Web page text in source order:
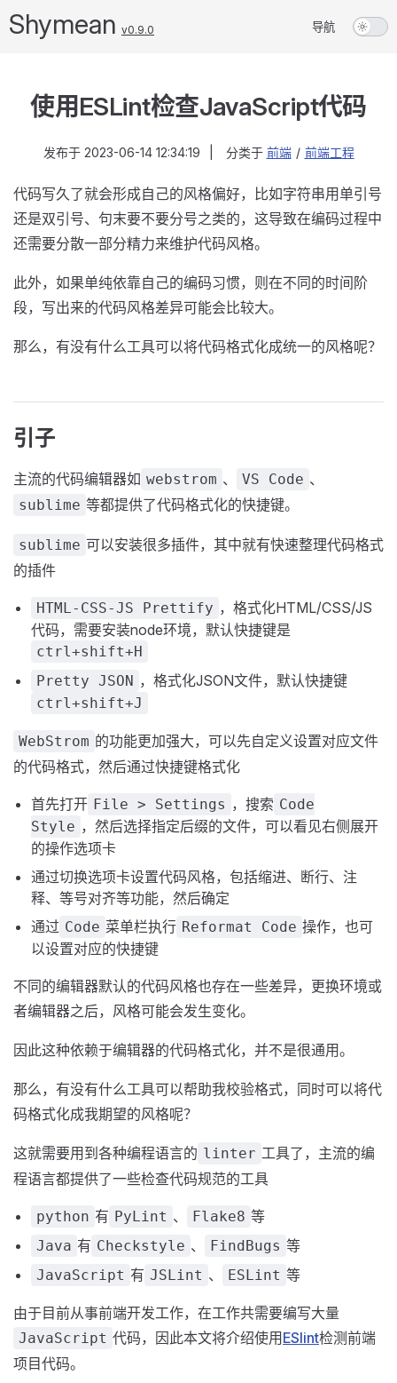
Shymean v0.9.0 导航
使用ESLint检查JavaScript代码
发布于 2023-06-14 12:34:19 分类于 前端 / 前端工程
代码写久了就会形成自己的风格偏好，比如字符串用单引号
还是双引号、句末要不要分号之类的，这导致在编码过程中
还需要分散一部分精力来维护代码风格。
此外，如果单纯依靠自己的编码习惯，则在不同的时间阶
段，写出来的代码风格差异可能会比较大。
那么，有没有什么工具可以将代码格式化成统一的风格呢？
引子
主流的代码编辑器如 webstrom 、 VS Code 、
sublime 等都提供了代码格式化的快捷键。
sublime 可以安装很多插件，其中就有快速整理代码格式
的插件
HTML-CSS-JS Prettify ，格式化HTML/CSS/JS
代码，需要安装node环境，默认快捷键是
ctrl+shift+H
Pretty JSON ，格式化JSON文件，默认快捷键
ctrl+shift+J
WebStrom 的功能更加强大，可以先自定义设置对应文件
的代码格式，然后通过快捷键格式化
首先打开 File > Settings ，搜索 Code
Style ，然后选择指定后缀的文件，可以看见右侧展开
的操作选项卡
通过切换选项卡设置代码风格，包括缩进、断行、注
释、等号对齐等功能，然后确定
通过 Code 菜单栏执行 Reformat Code 操作，也可
以设置对应的快捷键
不同的编辑器默认的代码风格也存在一些差异，更换环境或
者编辑器之后，风格可能会发生变化。
因此这种依赖于编辑器的代码格式化，并不是很通用。
那么，有没有什么工具可以帮助我校验格式，同时可以将代
码格式化成我期望的风格呢？
这就需要用到各种编程语言的 linter 工具了，主流的编
程语言都提供了一些检查代码规范的工具
python 有 PyLint 、 Flake8 等
Java 有 Checkstyle 、 FindBugs 等
JavaScript 有 JSLint 、 ESLint 等
由于目前从事前端开发工作，在工作共需要编写大量
JavaScript 代码，因此本文将介绍使用 ESlint检测前端
项目代码。